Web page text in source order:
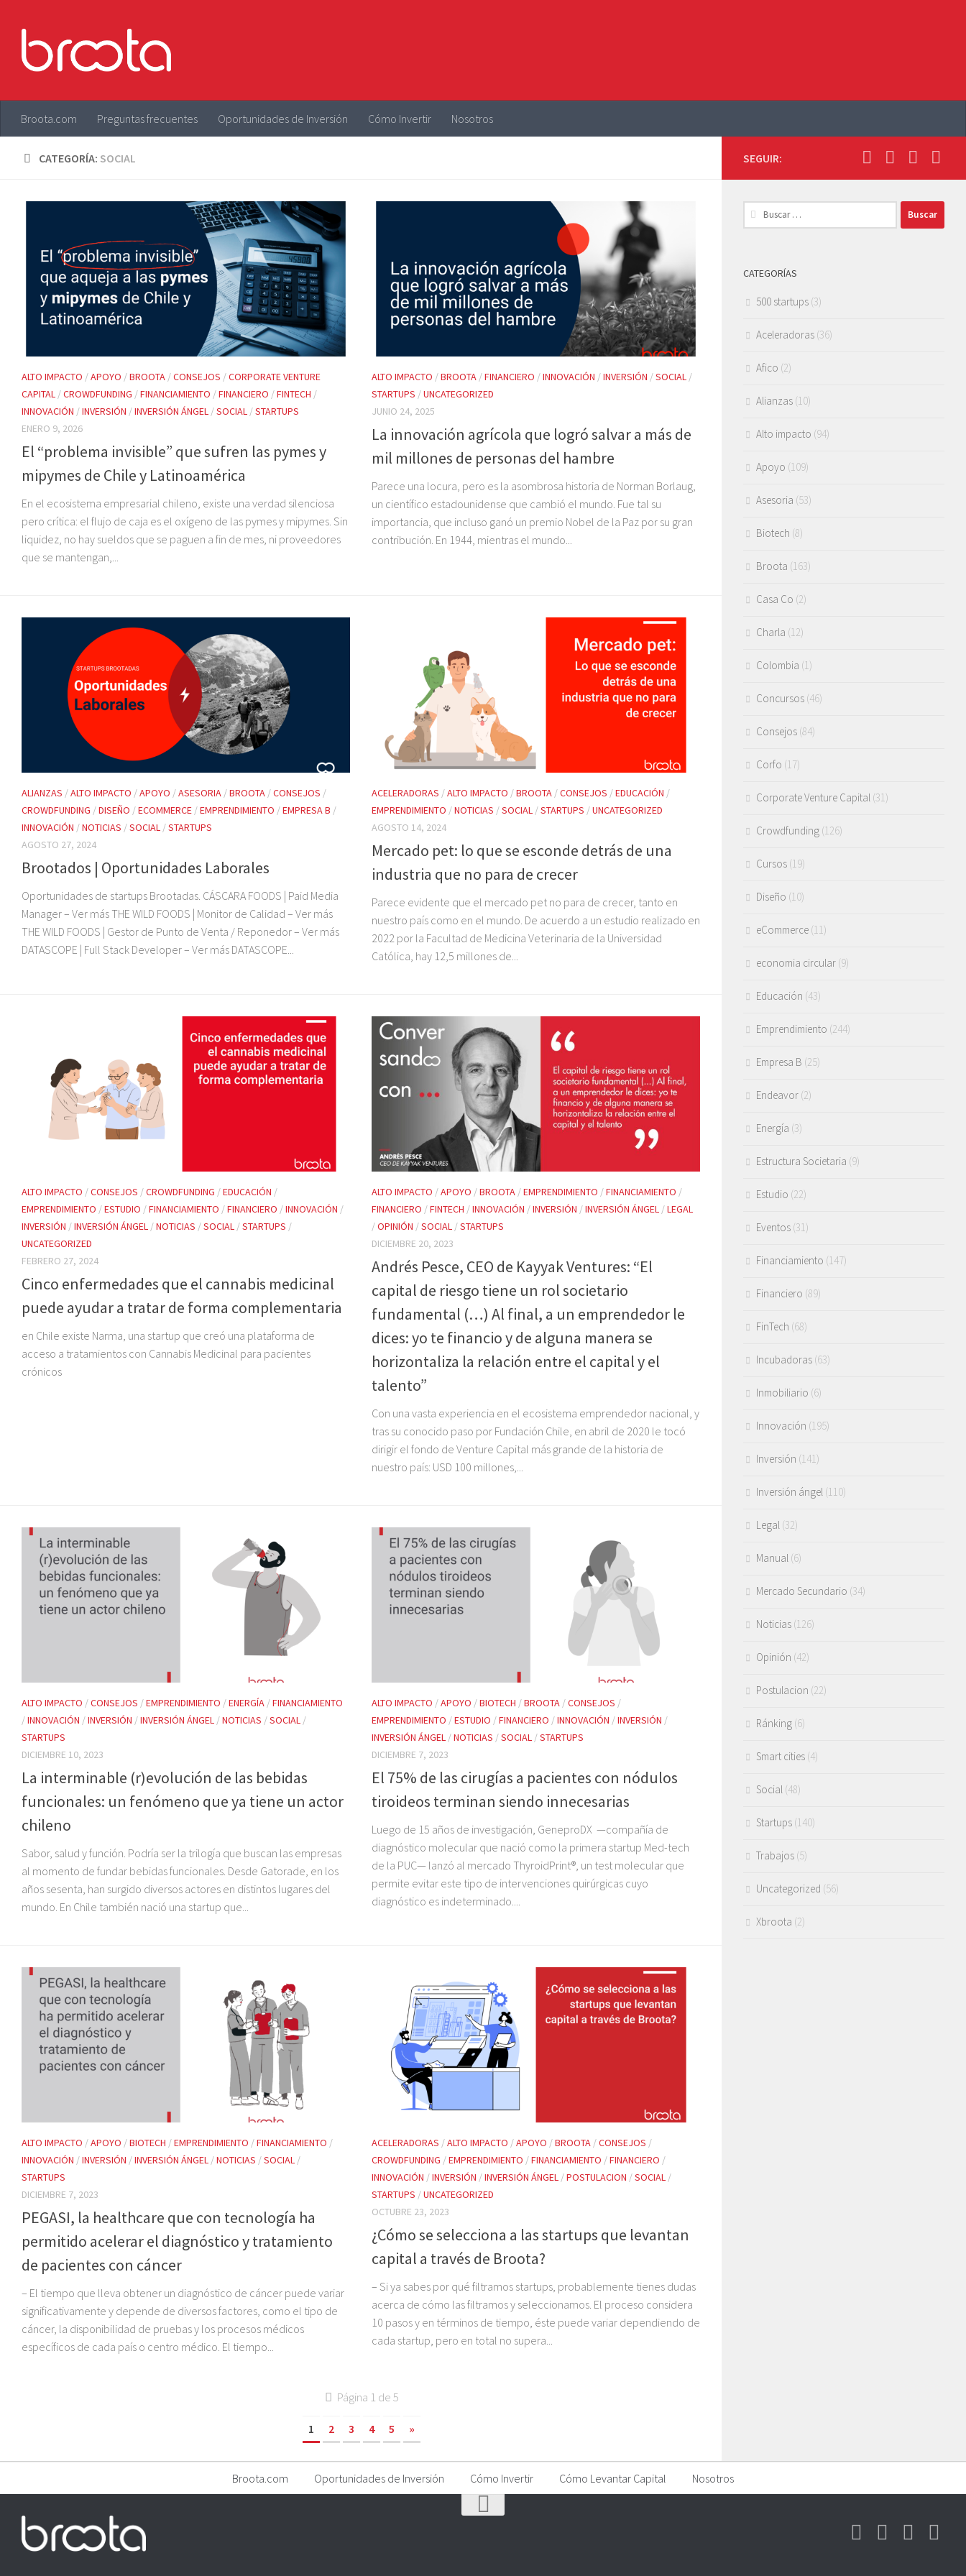
Broota.com Preguntas frecuentes Oportunidades de Inversión Cómo Invertir Nosotros
CATEGORÍA: SOCIAL
ALTO IMPACTO /APOYO /BROOTA /CONSEJOS /CORPORATE VENTURE
CAPITAL /CROWDFUNDING /FINANCIAMIENTO /FINANCIERO /FINTECH /
INNOVACIÓN /INVERSIÓN /INVERSIÓN ÁNGEL /SOCIAL /STARTUPS
ENERO 9, 2026
El “problema invisible” que sufren las pymes y
mipymes de Chile y Latinoamérica
En el ecosistema empresarial chileno, existe una verdad silenciosa
pero crítica: el flujo de caja es el oxígeno de las pymes y mipymes. Sin
liquidez, no hay sueldos que se paguen a fin de mes, ni proveedores
que se mantengan,...
ALTO IMPACTO /BROOTA /FINANCIERO /INNOVACIÓN /INVERSIÓN /SOCIAL /
STARTUPS /UNCATEGORIZED
JUNIO 24, 2025
La innovación agrícola que logró salvar a más de
mil millones de personas del hambre
Parece una locura, pero es la asombrosa historia de Norman Borlaug,
un científico estadounidense que cambió el mundo. Fue tal su
importancia, que incluso ganó un premio Nobel de la Paz por su gran
contribución. En 1944, mientras el mundo...
ALIANZAS /ALTO IMPACTO /APOYO /ASESORIA /BROOTA /CONSEJOS /
CROWDFUNDING /DISEÑO /ECOMMERCE /EMPRENDIMIENTO /EMPRESA B /
INNOVACIÓN /NOTICIAS /SOCIAL /STARTUPS
AGOSTO 27, 2024
Brootados | Oportunidades Laborales
Oportunidades de startups Brootadas. CÁSCARA FOODS | Paid Media
Manager – Ver más THE WILD FOODS | Monitor de Calidad – Ver más
THE WILD FOODS | Gestor de Punto de Venta / Reponedor – Ver más
DATASCOPE | Full Stack Developer – Ver más DATASCOPE...
ACELERADORAS /ALTO IMPACTO /BROOTA /CONSEJOS /EDUCACIÓN /
EMPRENDIMIENTO /NOTICIAS /SOCIAL /STARTUPS /UNCATEGORIZED
AGOSTO 14, 2024
Mercado pet: lo que se esconde detrás de una
industria que no para de crecer
Parece evidente que el mercado pet no para de crecer, tanto en
nuestro país como en el mundo. De acuerdo a un estudio realizado en
2022 por la Facultad de Medicina Veterinaria de la Universidad
Católica, hay 12,5 millones de...
ALTO IMPACTO /CONSEJOS /CROWDFUNDING /EDUCACIÓN /
EMPRENDIMIENTO /ESTUDIO /FINANCIAMIENTO /FINANCIERO /INNOVACIÓN /
INVERSIÓN /INVERSIÓN ÁNGEL /NOTICIAS /SOCIAL /STARTUPS /
UNCATEGORIZED
FEBRERO 27, 2024
Cinco enfermedades que el cannabis medicinal
puede ayudar a tratar de forma complementaria
en Chile existe Narma, una startup que creó una plataforma de
acceso a tratamientos con Cannabis Medicinal para pacientes
crónicos
ALTO IMPACTO /APOYO /BROOTA /EMPRENDIMIENTO /FINANCIAMIENTO /
FINANCIERO /FINTECH /INNOVACIÓN /INVERSIÓN /INVERSIÓN ÁNGEL /LEGAL
/OPINIÓN /SOCIAL /STARTUPS
DICIEMBRE 20, 2023
Andrés Pesce, CEO de Kayyak Ventures: “El
capital de riesgo tiene un rol societario
fundamental (…) Al final, a un emprendedor le
dices: yo te financio y de alguna manera se
horizontaliza la relación entre el capital y el
talento”
Con una vasta experiencia en el ecosistema emprendedor nacional, y
tras su conocido paso por Fundación Chile, en abril de 2020 le tocó
dirigir el fondo de Venture Capital más grande de la historia de
nuestro país: USD 100 millones,...
ALTO IMPACTO /CONSEJOS /EMPRENDIMIENTO /ENERGÍA /FINANCIAMIENTO
/INNOVACIÓN /INVERSIÓN /INVERSIÓN ÁNGEL /NOTICIAS /SOCIAL /
STARTUPS
DICIEMBRE 10, 2023
La interminable (r)evolución de las bebidas
funcionales: un fenómeno que ya tiene un actor
chileno
Sabor, salud y función. Podría ser la trilogía que buscan las empresas
al momento de fundar bebidas funcionales. Desde Gatorade, en los
años sesenta, han surgido diversos actores en distintos lugares del
mundo. En Chile también nació una startup que...
ALTO IMPACTO /APOYO /BIOTECH /BROOTA /CONSEJOS /
EMPRENDIMIENTO /ESTUDIO /FINANCIERO /INNOVACIÓN /INVERSIÓN /
INVERSIÓN ÁNGEL /NOTICIAS /SOCIAL /STARTUPS
DICIEMBRE 7, 2023
El 75% de las cirugías a pacientes con nódulos
tiroideos terminan siendo innecesarias
Luego de 15 años de investigación, GeneproDX —compañía de
diagnóstico molecular que nació como la primera startup Med-tech
de la PUC— lanzó al mercado ThyroidPrint®, un test molecular que
permite evitar este tipo de intervenciones quirúrgicas cuyo
diagnóstico es indeterminado....
ALTO IMPACTO /APOYO /BIOTECH /EMPRENDIMIENTO /FINANCIAMIENTO /
INNOVACIÓN /INVERSIÓN /INVERSIÓN ÁNGEL /NOTICIAS /SOCIAL /
STARTUPS
DICIEMBRE 7, 2023
PEGASI, la healthcare que con tecnología ha
permitido acelerar el diagnóstico y tratamiento
de pacientes con cáncer
– El tiempo que lleva obtener un diagnóstico de cáncer puede variar
significativamente y depende de diversos factores, como el tipo de
cáncer, la disponibilidad de pruebas y los procesos médicos
específicos de cada país o centro médico. El tiempo...
ACELERADORAS /ALTO IMPACTO /APOYO /BROOTA /CONSEJOS /
CROWDFUNDING /EMPRENDIMIENTO /FINANCIAMIENTO /FINANCIERO /
INNOVACIÓN /INVERSIÓN /INVERSIÓN ÁNGEL /POSTULACION /SOCIAL /
STARTUPS /UNCATEGORIZED
OCTUBRE 23, 2023
¿Cómo se selecciona a las startups que levantan
capital a través de Broota?
– Si ya sabes por qué filtramos startups, probablemente tienes dudas
acerca de cómo las filtramos y seleccionamos. El proceso considera
10 pasos y en términos de tiempo, éste puede variar dependiendo de
cada startup, pero en total no supera...
Página 1 de 5
1 2 3 4 5 »
SEGUIR:
Buscar:
CATEGORÍAS
500 startups (3)
Aceleradoras (36)
Afico (2)
Alianzas (10)
Alto impacto (94)
Apoyo (109)
Asesoria (53)
Biotech (8)
Broota (163)
Casa Co (2)
Charla (12)
Colombia (1)
Concursos (46)
Consejos (84)
Corfo (17)
Corporate Venture Capital (31)
Crowdfunding (126)
Cursos (19)
Diseño (10)
eCommerce (11)
economia circular (9)
Educación (43)
Emprendimiento (244)
Empresa B (25)
Endeavor (2)
Energía (3)
Estructura Societaria (9)
Estudio (22)
Eventos (31)
Financiamiento (147)
Financiero (89)
FinTech (68)
Incubadoras (63)
Inmobiliario (6)
Innovación (195)
Inversión (141)
Inversión ángel (110)
Legal (32)
Manual (6)
Mercado Secundario (34)
Noticias (126)
Opinión (42)
Postulacion (22)
Ránking (6)
Smart cities (4)
Social (48)
Startups (140)
Trabajos (5)
Uncategorized (56)
Xbroota (2)
Broota.com Oportunidades de Inversión Cómo Invertir Cómo Levantar Capital Nosotros